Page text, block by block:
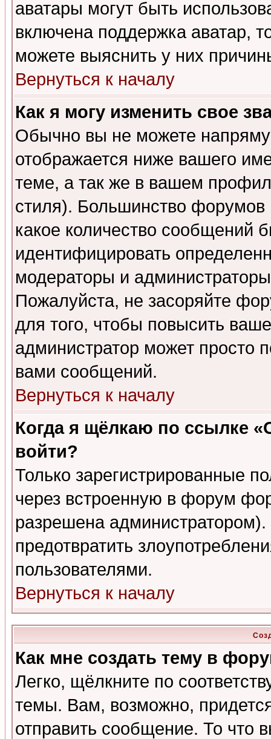
аватары могут быть
включена поддержка аватар,
можете выяснить у них
Вернуться к началу
Как я могу изменить свое
Обычно вы не можете
отображается ниже вашего
теме, а так же в вашем
стиля). Большинство форумов
какое количество сообщений
идентифицировать
модераторы и
Пожалуйста, не засоряйте
для того, чтобы повысить
администратор может просто
вами сообщений.
Вернуться к началу
Когда я щёлкаю по ссылке
войти?
Только зарегистрированные
через встроенную в форум
разрешена
предотвратить
пользователями.
Вернуться к началу
Как мне создать тему в
Легко, щёлкните по
темы. Вам, возможно,
отправить сообщение. То что